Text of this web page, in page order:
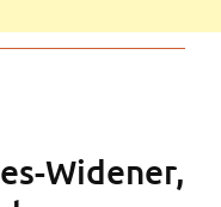
Widener,